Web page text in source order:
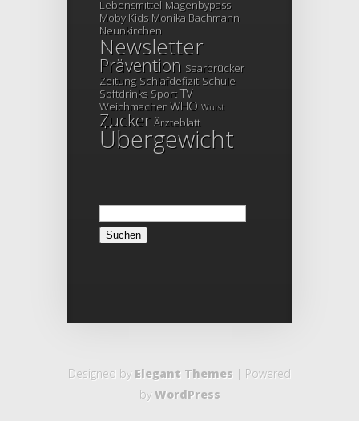
Lebensmittel Magenbypass
Moby Kids Monika Bachmann
Neunkirchen
Newsletter
Prävention Saarbrücker
Zeitung Schlafdefizit Schule
Softdrinks Sport TV
Weichmacher WHO Wurst
Zucker Ärzteblatt
Übergewicht
Suchen
nach:
Designed by Elegant Themes | Powered
byWordPress